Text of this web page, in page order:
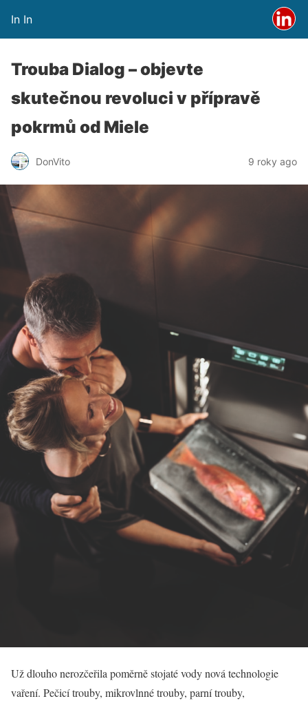
In In
Trouba Dialog – objevte
skutečnou revoluci v přípravě
pokrmů od Miele
DonVito 9 roky ago
Už dlouho nerozčeřila poměrně stojaté vody nová technologie
vaření. Pečicí trouby, mikrovlnné trouby, parní trouby,